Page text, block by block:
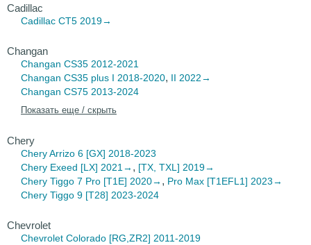
Cadillac
Cadillac CT5 2019→
Changan
Changan CS35 2012-2021
Changan CS35 plus I 2018-2020, II 2022→
Changan CS75 2013-2024
Показать еще / скрыть
Chery
Chery Arrizo 6 [GX] 2018-2023
Chery Exeed [LX] 2021→ , [TX, TXL] 2019→
Chery Tiggo 7 Pro [T1E] 2020→ , Pro Max [T1EFL1] 2023→
Chery Tiggo 9 [T28] 2023-2024
Chevrolet
Chevrolet Colorado [RG,ZR2] 2011-2019